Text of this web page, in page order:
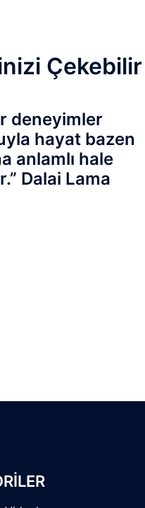
Çekebilir
deneyimler
hayat bazen
anlamlı hale
Dalai Lama